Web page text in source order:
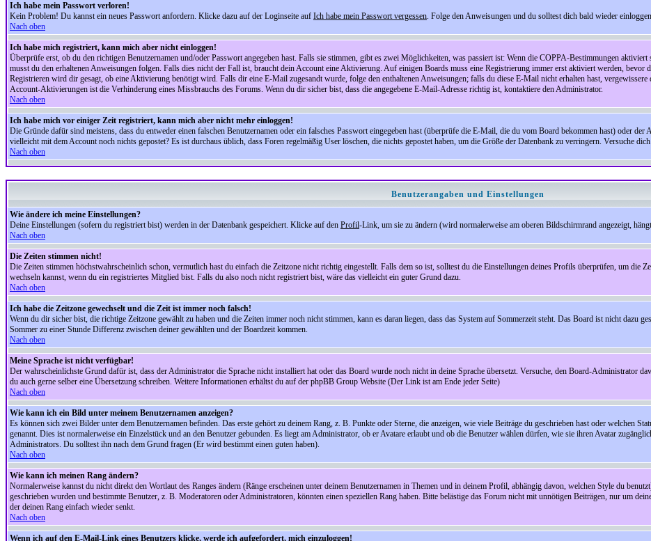
Ich habe mein Passwort verloren!
Kein Problem! Du kannst ein neues Passwort anfordern. Klicke dazu auf der Loginseite auf Ich habe mein Passwort vergessen. Folge den Anweisungen und du solltest dich bald wieder
Nach oben
Ich habe mich registriert, kann mich aber nicht einloggen!
Überprüfe erst, ob du den richtigen Benutzernamen und/oder Passwort angegeben hast. Falls sie stimmen, gibt es zwei Möglichkeiten, was passiert ist: Wenn die COPPA-Bestimmungen
musst du den erhaltenen Anweisungen folgen. Falls dies nicht der Fall ist, braucht dein Account eine Aktivierung. Auf einigen Boards muss eine Registrierung immer erst aktiviert werden,
Registrieren wird dir gesagt, ob eine Aktivierung benötigt wird. Falls dir eine E-Mail zugesandt wurde, folge den enthaltenen Anweisungen; falls du diese E-Mail nicht erhalten hast,
Account-Aktivierungen ist die Verhinderung eines Missbrauchs des Forums. Wenn du dir sicher bist, dass die angegebene E-Mail-Adresse richtig ist, kontaktiere den Administrator.
Nach oben
Ich habe mich vor einiger Zeit registriert, kann mich aber nicht mehr einloggen!
Die Gründe dafür sind meistens, dass du entweder einen falschen Benutzernamen oder ein falsches Passwort eingegeben hast (überprüfe die E-Mail, die du vom Board bekommen hast) oder
vielleicht mit dem Account noch nichts gepostet? Es ist durchaus üblich, dass Foren regelmäßig User löschen, die nichts gepostet haben, um die Größe der Datenbank zu verringern. Versuche
Nach oben
Benutzerangaben und Einstellungen
Wie ändere ich meine Einstellungen?
Deine Einstellungen (sofern du registriert bist) werden in der Datenbank gespeichert. Klicke auf den Profil-Link, um sie zu ändern (wird normalerweise am oberen Bildschirmrand angezeigt,
Nach oben
Die Zeiten stimmen nicht!
Die Zeiten stimmen höchstwahrscheinlich schon, vermutlich hast du einfach die Zeitzone nicht richtig eingestellt. Falls dem so ist, solltest du die Einstellungen deines Profils überprüfen, um die
wechseln kannst, wenn du ein registriertes Mitglied bist. Falls du also noch nicht registriert bist, wäre das vielleicht ein guter Grund dazu.
Nach oben
Ich habe die Zeitzone gewechselt und die Zeit ist immer noch falsch!
Wenn du dir sicher bist, die richtige Zeitzone gewählt zu haben und die Zeiten immer noch nicht stimmen, kann es daran liegen, dass das System auf Sommerzeit steht. Das Board ist nicht dazu
Sommer zu einer Stunde Differenz zwischen deiner gewählten und der Boardzeit kommen.
Nach oben
Meine Sprache ist nicht verfügbar!
Der wahrscheinlichste Grund dafür ist, dass der Administrator die Sprache nicht installiert hat oder das Board wurde noch nicht in deine Sprache übersetzt. Versuche, den Board-Administrator
du auch gerne selber eine Übersetzung schreiben. Weitere Informationen erhältst du auf der phpBB Group Website (Der Link ist am Ende jeder Seite)
Nach oben
Wie kann ich ein Bild unter meinem Benutzernamen anzeigen?
Es können sich zwei Bilder unter dem Benutzernamen befinden. Das erste gehört zu deinem Rang, z. B. Punkte oder Sterne, die anzeigen, wie viele Beiträge du geschrieben hast oder welchen
genannt. Dies ist normalerweise ein Einzelstück und an den Benutzer gebunden. Es liegt am Administrator, ob er Avatare erlaubt und ob die Benutzer wählen dürfen, wie sie ihren Avatar
Administrators. Du solltest ihn nach dem Grund fragen (Er wird bestimmt einen guten haben).
Nach oben
Wie kann ich meinen Rang ändern?
Normalerweise kannst du nicht direkt den Wortlaut des Ranges ändern (Ränge erscheinen unter deinem Benutzernamen in Themen und in deinem Profil, abhängig davon, welchen Style du
geschrieben wurden und bestimmte Benutzer, z. B. Moderatoren oder Administratoren, könnten einen speziellen Rang haben. Bitte belästige das Forum nicht mit unnötigen Beiträgen, nur um
der deinen Rang einfach wieder senkt.
Nach oben
Wenn ich auf den E-Mail-Link eines Benutzers klicke, werde ich aufgefordert, mich einzuloggen!